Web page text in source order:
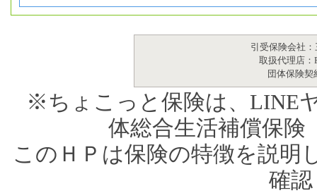
引受保険会社
取扱代理店：
団体保険契
※ちょこっと保険は、LINE
体総合生活補償保険
このＨＰは保険の特徴を説明
確